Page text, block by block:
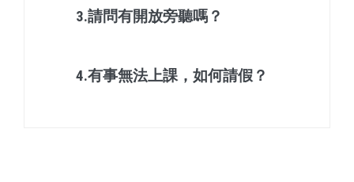
3.請問有開放旁聽嗎？
4.有事無法上課，如何請假？